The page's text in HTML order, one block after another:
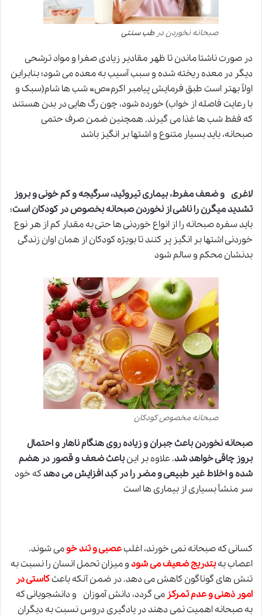
صبحانه نخوردن در طب سنتی
در صورت ناشتا ماندن تا ظهر مقادیر زیادی صفرا و مواد ترشحی
دیگر در معده ریخته شده و سبب آسیب به معده می شود؛ بنابراین
اولاً بهتر است طبق فرمایش پیامبر اکرم«ص» شب ها شام(سبک و
با رعایت فاصله از خواب) خورده شود، چون رگ هایی در بدن هستند
که فقط شب ها غذا می گیرند. همچنین ضمن صرف حتمی
صبحانه، باید بسیار متنوع و اشتها بر انگیز باشد
لاغری و ضعف مفرط، بیماری تیروئید، سرگیجه و کم خونی و بروز
تشدید میگرن را ناشی از نخوردن صبحانه بخصوص در کودکان است؛
باید سفرهصبحانهرا از انواع خوردنی ها حتی به مقدار کم از هر نوع
خوردنی اشتها بر انگیز پر کنند تا بویژه کودکان از همان اوان زندگی
بدنشان محکم و سالم شود
صبحانه مخصوص کودکان
صبحانه نخوردن باعث جبران و زیاده روی هنگام ناهار و احتمال
بروز چاقی خواهد شد. علاوه بر اینباعث ضعف و قصور در هضم
شده و اخلاط غیر طبیعی و مضر را در کبد افزایش می دهدکه خود
سر منشأ بسیاری از بیماری ها است
کسانی که صبحانه نمی خورند، اغلبعصبی و تند خومی شوند.
اعصاب بهبتدریج ضعیف می شودو میزان تحمل انسان را نسبت به
تنش های گوناگون کاهش می دهد. در ضمن آنکه باعثکاستی در
امور ذهنی و عدم تمرکز می گردد، دانش آموزان و دانشجویانی که
به صبحانه اهمیت نمی دهند در یادگیری دروس نسبت به دیگران